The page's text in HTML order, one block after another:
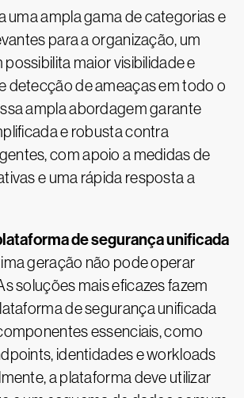
uma ampla gama de categorias e
para a organização, um
possibilita maior visibilidade e
detecção de ameaças em todo o
ampla abordagem garante
e robusta contra
com apoio a medidas de
e uma rápida resposta a
de segurança unificada
geração não pode operar
soluções mais eficazes fazem
de segurança unificada
essenciais, como
identidades e workloads
a plataforma deve utilizar